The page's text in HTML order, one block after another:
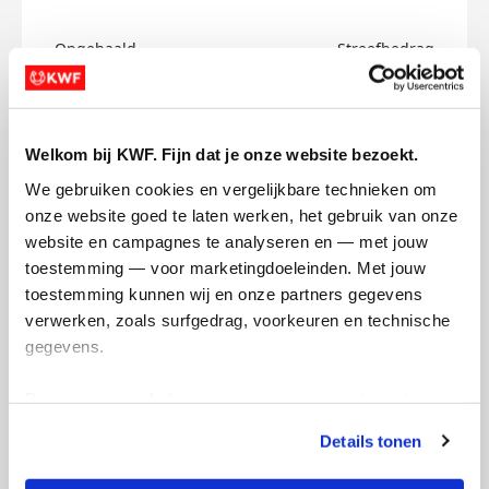
Welkom bij KWF. Fijn dat je onze website bezoekt.
We gebruiken cookies en vergelijkbare technieken om
onze website goed te laten werken, het gebruik van onze
website en campagnes te analyseren en — met jouw
toestemming — voor marketingdoeleinden. Met jouw
toestemming kunnen wij en onze partners gegevens
verwerken, zoals surfgedrag, voorkeuren en technische
gegevens.
tonen. Je kunt je toestemming op elk moment wijzigen of
intrekken via Cookie instellingen onderaan de pagina. De
Details tonen
Opgehaald
€0
Streefbedrag
€750
Hadewich's badges